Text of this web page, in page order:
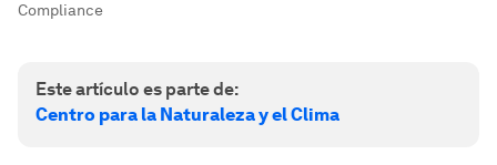
Compliance
Este artículo es parte de:
Centro para la Naturaleza y el Clima